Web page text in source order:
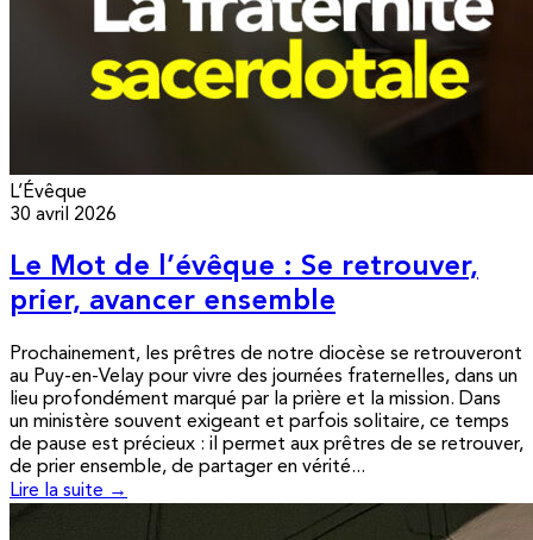
L’Évêque
30 avril 2026
Le Mot de l’évêque : Se retrouver,
prier, avancer ensemble
Prochainement, les prêtres de notre diocèse se retrouveront
au Puy-en-Velay pour vivre des journées fraternelles, dans un
lieu profondément marqué par la prière et la mission. Dans
un ministère souvent exigeant et parfois solitaire, ce temps
de pause est précieux : il permet aux prêtres de se retrouver,
de prier ensemble, de partager en vérité...
Lire la suite →